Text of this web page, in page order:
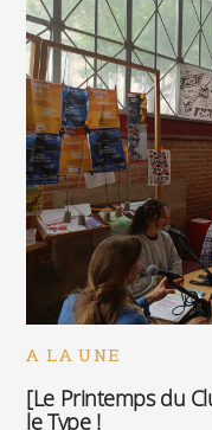
A LA UNE
[Le Printemps du
le Type !